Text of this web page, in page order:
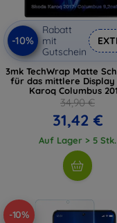
-10%
Rabatt
mit
Gutschein
3mk TechWrap Matte
für das mittlere Display
Karoq Columbus
34,90 €
31,42 €
Auf Lager > 5 Stk.
-10%